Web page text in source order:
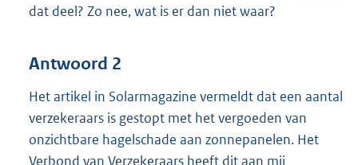
dat deel? Zo nee, wat is er dan niet waar?
Antwoord 2
Het artikel in Solarmagazine vermeldt dat een aantal
verzekeraars is gestopt met het vergoeden van
onzichtbare hagelschade aan zonnepanelen. Het
Verbond van Verzekeraars heeft dit aan mij